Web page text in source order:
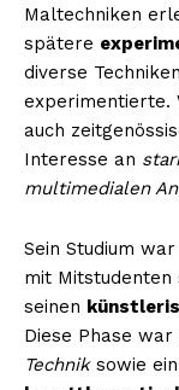
Maltechniken
spätere
diverse
experimentierte.
auch
Interesse an
multimedialen
Sein Studium
mit Mitstudenten
seinen
Diese Phase
Techniksowie